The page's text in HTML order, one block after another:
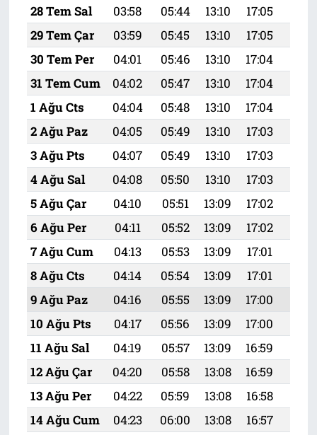
28 Tem Sal
03:58 05:44 13:10 17:05
29 Tem Çar
03:59 05:45 13:10 17:05
30 Tem Per
04:01 05:46 13:10 17:04
31 Tem Cum
04:02 05:47 13:10 17:04
1 Ağu Cts
04:04 05:48 13:10 17:04
2 Ağu Paz
04:05 05:49 13:10 17:03
3 Ağu Pts
04:07 05:49 13:10 17:03
4 Ağu Sal
04:08 05:50 13:10 17:03
5 Ağu Çar
04:10 05:51 13:09 17:02
6 Ağu Per
04:11 05:52 13:09 17:02
7 Ağu Cum
04:13 05:53 13:09 17:01
8 Ağu Cts
04:14 05:54 13:09 17:01
9 Ağu Paz
04:16 05:55 13:09 17:00
10 Ağu Pts
04:17 05:56 13:09 17:00
11 Ağu Sal
04:19 05:57 13:09 16:59
12 Ağu Çar
04:20 05:58 13:08 16:59
13 Ağu Per
04:22 05:59 13:08 16:58
14 Ağu Cum
04:23 06:00 13:08 16:57